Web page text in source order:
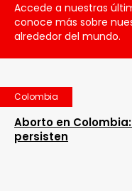
Accede a nuestras
conoce más sobre
alrededor del mundo.
Colombia
Aborto en
persisten